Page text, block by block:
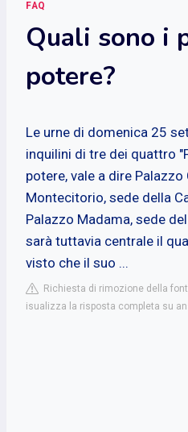
FAQ
Quali sono i
potere?
Le urne di domenica 25
inquilini di tre dei quattro
potere, vale a dire
Montecitorio, sede della
Palazzo Madama, sede
sarà tuttavia centrale il
visto che il suo ...
Richiesta di rimozione della
isualizza la risposta completa su